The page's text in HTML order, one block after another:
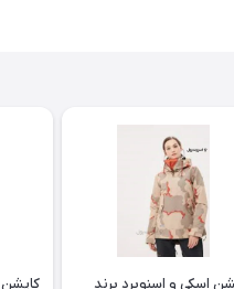
اسکی و اسنوبرد برند
کاپشن